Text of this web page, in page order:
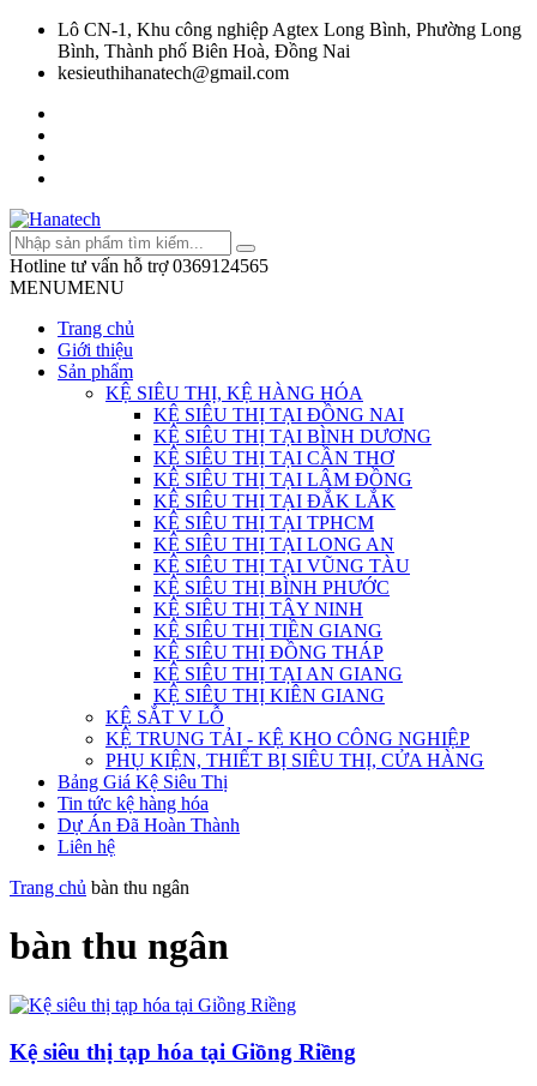
Lô CN-1, Khu công nghiệp Agtex Long Bình, Phường Long
Bình, Thành phố Biên Hoà, Đồng Nai
kesieuthihanatech@gmail.com
Hotline tư vấn hỗ trợ 0369124565
MENUMENU
Trang chủ
Giới thiệu
Sản phẩm
KỆ SIÊU THỊ, KỆ HÀNG HÓA
KỆ SIÊU THỊ TẠI ĐỒNG NAI
KỆ SIÊU THỊ TẠI BÌNH DƯƠNG
KỆ SIÊU THỊ TẠI CẦN THƠ
KỆ SIÊU THỊ TẠI LÂM ĐỒNG
KỆ SIÊU THỊ TẠI ĐẮK LẮK
KỆ SIÊU THỊ TẠI TPHCM
KỆ SIÊU THỊ TẠI LONG AN
KỆ SIÊU THỊ TẠI VŨNG TÀU
KỆ SIÊU THỊ BÌNH PHƯỚC
KỆ SIÊU THỊ TÂY NINH
KỆ SIÊU THỊ TIỀN GIANG
KỆ SIÊU THỊ ĐỒNG THÁP
KỆ SIÊU THỊ TẠI AN GIANG
KỆ SIÊU THỊ KIÊN GIANG
KỆ SẮT V LỖ
KỆ TRUNG TẢI - KỆ KHO CÔNG NGHIỆP
PHỤ KIỆN, THIẾT BỊ SIÊU THỊ, CỬA HÀNG
Bảng Giá Kệ Siêu Thị
Tin tức kệ hàng hóa
Dự Án Đã Hoàn Thành
Liên hệ
Trang chủ bàn thu ngân
bàn thu ngân
Kệ siêu thị tạp hóa tại Giồng Riềng